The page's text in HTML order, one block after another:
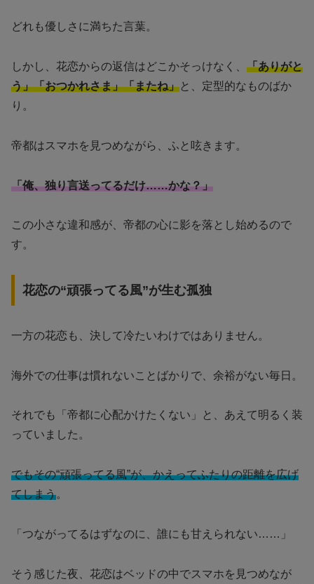
どれも優しさに満ちた言葉。
しかし、花恋からの返信はどこかそっけなく、 「ありがと
う」「おつかれさま」「またね」と、定型的なものばか
り。
帝都はスマホを見つめながら、ふと呟きます。
「俺、独り言送ってるだけ……かな？」
この小さな違和感が、帝都の心に影を落とし始めるので
す。
花恋の“頑張ってる風”が生む孤独
一方の花恋も、決して冷たいわけではありません。
海外での仕事は慣れないことばかりで、余裕がない毎日。
それでも「帝都に心配かけたくない」と、あえて明るく装
っていました。
でもその“頑張ってる風”が、かえってふたりの距離を広げ
てしまう。
「つながってるはずなのに、誰にも甘えられない……」
そう感じた夜、花恋はベッドの中でスマホを見つめなが